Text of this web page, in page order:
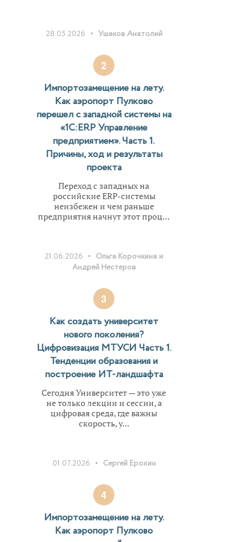
28.05.2026 • Ушаков Анатолий
2
Импортозамещение на лету.
Как аэропорт Пулково
перешел с западной системы на
«1С:ERP Управление
предприятием». Часть 1.
Причины, ход и результаты
проекта
Переход с западных на
российские ERP-системы
неизбежен и чем раньше
предприятия начнут этот проц...
21.06.2026 • Ольга Корочкина и
Андрей Нестеров
3
Как создать университет
нового поколения?
Цифровизация МТУСИ Часть 1.
Тенденции образования и
построение ИТ-ландшафта
Сегодня Университет — это уже
не только лекции и сессии, а
цифровая среда, где важны
скорость, у...
01.07.2026 • Сергей Ерохин
4
Импортозамещение на лету.
Как аэропорт Пулково